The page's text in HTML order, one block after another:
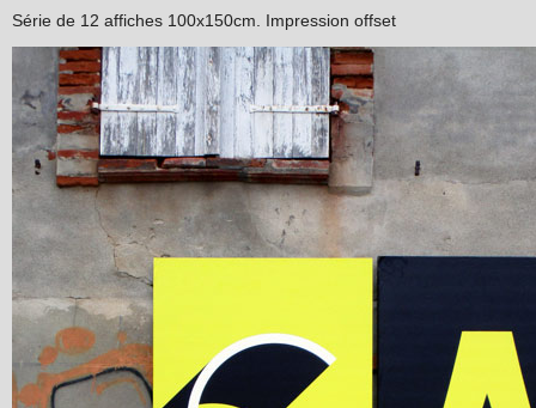
Série de 12 affiches 100x150cm. Impression offset